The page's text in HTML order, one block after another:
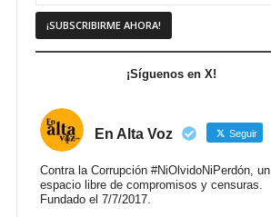
¡Síguenos en X!
En Alta Voz Seguir
Contra la Corrupción #NiOlvidoNiPerdón, un
espacio libre de compromisos y censuras.
Fundado el 7/7/2017.